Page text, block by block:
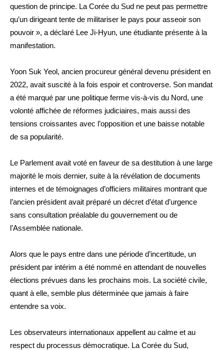
question de principe. La Corée du Sud ne peut pas permettre
qu’un dirigeant tente de militariser le pays pour asseoir son
pouvoir », a déclaré Lee Ji-Hyun, une étudiante présente à la
manifestation.
Yoon Suk Yeol, ancien procureur général devenu président en
2022, avait suscité à la fois espoir et controverse. Son mandat
a été marqué par une politique ferme vis-à-vis du Nord, une
volonté affichée de réformes judiciaires, mais aussi des
tensions croissantes avec l’opposition et une baisse notable
de sa popularité.
Le Parlement avait voté en faveur de sa destitution à une large
majorité le mois dernier, suite à la révélation de documents
internes et de témoignages d’officiers militaires montrant que
l’ancien président avait préparé un décret d’état d’urgence
sans consultation préalable du gouvernement ou de
l’Assemblée nationale.
Alors que le pays entre dans une période d’incertitude, un
président par intérim a été nommé en attendant de nouvelles
élections prévues dans les prochains mois. La société civile,
quant à elle, semble plus déterminée que jamais à faire
entendre sa voix.
Les observateurs internationaux appellent au calme et au
respect du processus démocratique. La Corée du Sud,